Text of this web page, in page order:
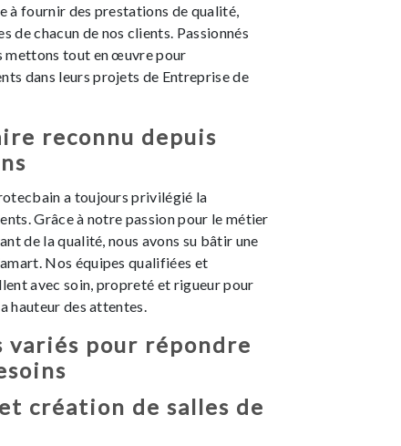
à fournir des prestations de qualité,
de chacun de nos clients. Passionnés
mettons tout en œuvre pour
dans leurs projets de Entreprise de
reconnu depuis
a toujours privilégié la
Grâce à notre passion pour le métier
de la qualité, nous avons su bâtir une
Nos équipes qualifiées et
avec soin, propreté et rigueur pour
hauteur des attentes.
variés pour répondre
création de salles de